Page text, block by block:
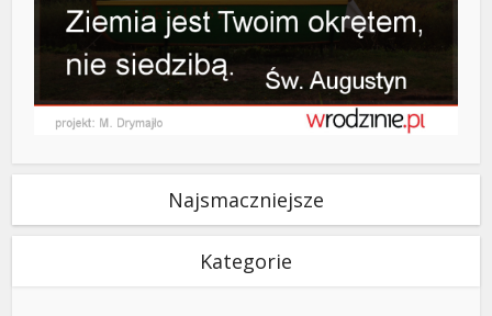
Najsmaczniejsze
Kategorie